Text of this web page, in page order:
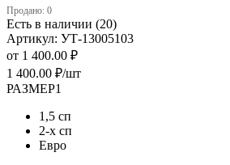
Продано: 0
Есть в наличии (20)
Артикул: УТ-13005103
от 1 400.00 ₽
1 400.00 ₽/шт
РАЗМЕР1
1,5 сп
2-х сп
Евро